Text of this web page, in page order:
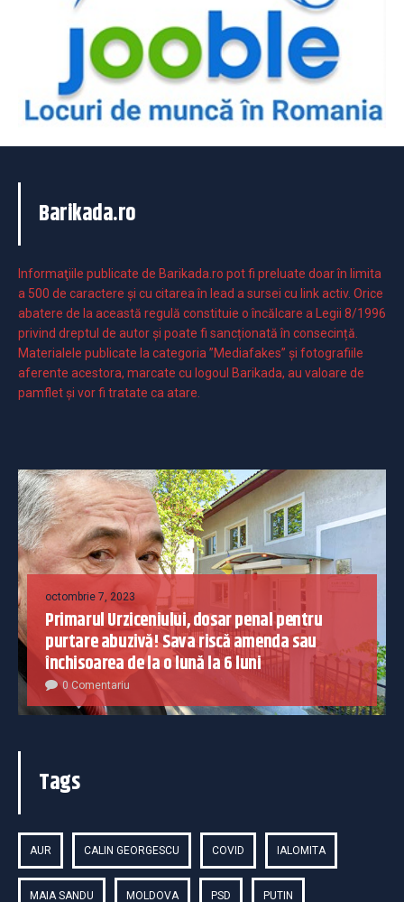
Barikada.ro
Informaţiile publicate de Barikada.ro pot fi preluate doar în limita
a 500 de caractere şi cu citarea în lead a sursei cu link activ. Orice
abatere de la această regulă constituie o încălcare a Legii 8/1996
privind dreptul de autor și poate fi sancționată în consecință.
Materialele publicate la categoria ”Mediafakes” și fotografiile
aferente acestora, marcate cu logoul Barikada, au valoare de
pamflet și vor fi tratate ca atare.
octombrie 7, 2023
Primarul Urziceniului, dosar penal pentru
purtare abuzivă! Sava riscă amenda sau
închisoarea de la o lună la 6 luni
0 Comentariu
Tags
AUR CALIN GEORGESCU COVID IALOMITA
MAIA SANDU MOLDOVA PSD PUTIN